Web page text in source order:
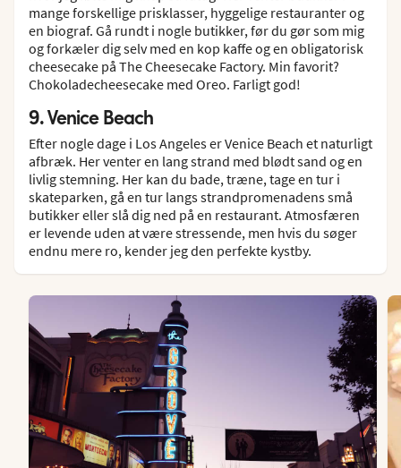
mange forskellige prisklasser, hyggelige restauranter og
en biograf. Gå rundt i nogle butikker, før du gør som mig
og forkæler dig selv med en kop kaffe og en obligatorisk
cheesecake på The Cheesecake Factory. Min favorit?
Chokoladecheesecake med Oreo. Farligt god!
9. Venice Beach
Efter nogle dage i Los Angeles er Venice Beach et naturligt
afbræk. Her venter en lang strand med blødt sand og en
livlig stemning. Her kan du bade, træne, tage en tur i
skateparken, gå en tur langs strandpromenadens små
butikker eller slå dig ned på en restaurant. Atmosfæren
er levende uden at være stressende, men hvis du søger
endnu mere ro, kender jeg den perfekte kystby.